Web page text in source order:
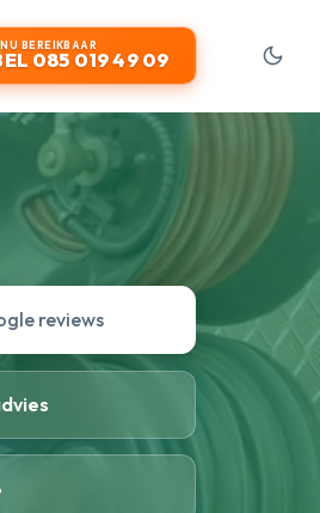
NU BEREIKBAAR
085 019 49 09
reviews